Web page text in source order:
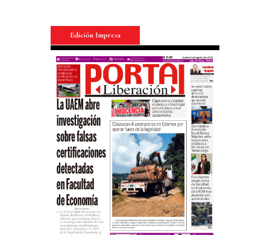
Edición Impresa